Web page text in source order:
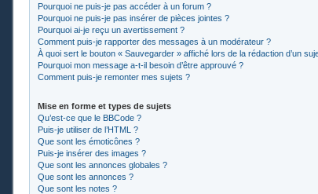
Pourquoi ne puis-je pas accéder à un forum ?
Pourquoi ne puis-je pas insérer de pièces jointes ?
Pourquoi ai-je reçu un avertissement ?
Comment puis-je rapporter des messages à un modérateur ?
À quoi sert le bouton « Sauvegarder » affiché lors de la rédaction d’un
Pourquoi mon message a-t-il besoin d’être approuvé ?
Comment puis-je remonter mes sujets ?
Mise en forme et types de sujets
Qu’est-ce que le BBCode ?
Puis-je utiliser de l’HTML ?
Que sont les émoticônes ?
Puis-je insérer des images ?
Que sont les annonces globales ?
Que sont les annonces ?
Que sont les notes ?